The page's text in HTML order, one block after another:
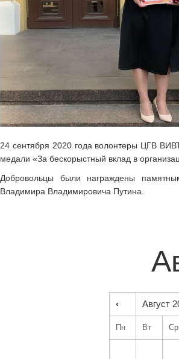
24 сентября 2020 года волонтеры ЦГВ
медали «За бескорыстный вклад в
Добровольцы были награждены
Владимира Владимировича Путина.
‹ Август
Пн Вт Ср